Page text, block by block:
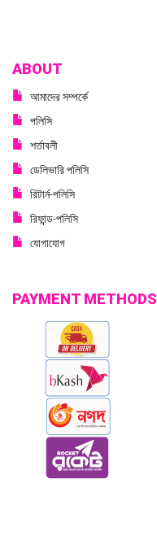
ABOUT
আমাদের সম্পর্কে
পলিসি
শর্তাবলী
ডেলিভারি পলিসি
রিটার্ন-পলিসি
রিফান্ড-পলিসি
যোগাযোগ
PAYMENT METHODS